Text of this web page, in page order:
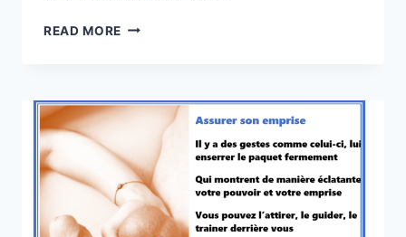
READ MORE UN
CONJUGAL